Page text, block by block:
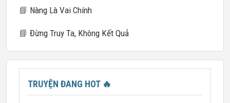
📘 Nàng Là Vai Chính
📘 Đừng Truy Ta, Không Kết Quả
TRUYỆN ĐANG HOT 🔥